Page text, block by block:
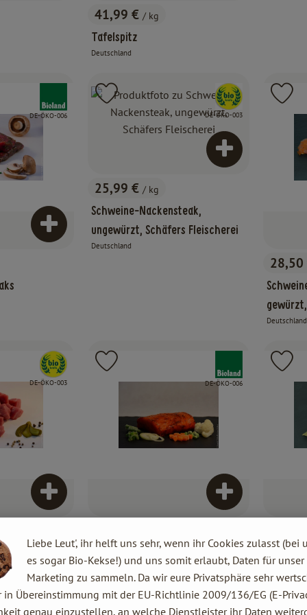
, Preis:
41,99 € / kg
Tafelspitz
, Herkunft:
Deutschland
Produkt zum Warenkorb hinzufügen
, Kontrollstelle:
DE-ÖKO-006
hinzufügen
, Preis:
25,99 € / kg
Schweine-Nackensteak,
ungewürzt, Schäfers Fleischerei
, Herkunft:
Deutschland
Produkt zum
, Verband:
, Kontrollstelle:
DE-ÖKO-003
Produkt zu Favouriten hinzufügen
, Preis:
28,50
, Herkunft:
Deutschland
Produkt zum Warenkorb hinzufügen
, Verband:
, Kontrollstelle:
DE-ÖKO-003
hinzufügen
, Preis:
Gemüsebraten Bratschlauch
, Herkunft:
Deutschland
Produkt zum
, Kontrollstelle:
DE-ÖKO-006
Produkt zu Favouriten hinzufügen
, Preis:
Eisbein
, Herkunft:
, Verband: , Verband:
Liebe Leut', ihr helft uns sehr, wenn ihr Cookies zulasst (bei
es sogar Bio-Kekse!) und uns somit erlaubt, Daten für unser
Marketing zu sammeln. Da wir eure Privatsphäre sehr
in Übereinstimmung mit der EU-Richtlinie 2009/136/EG (E-
genau einzustellen, an welche Dienstleister ihr Daten